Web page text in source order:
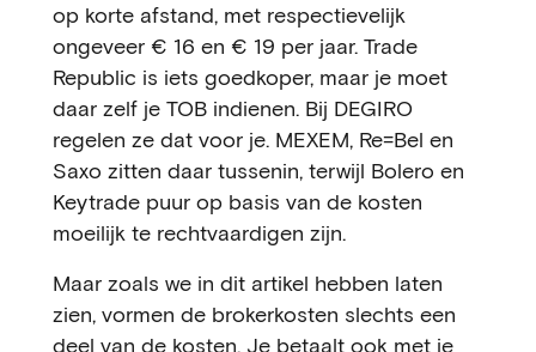
op korte afstand, met respectievelijk
ongeveer € 16 en € 19 per jaar. Trade
Republic is iets goedkoper, maar je moet
daar zelf je TOB indienen. Bij DEGIRO
regelen ze dat voor je. MEXEM, Re=Bel en
Saxo zitten daar tussenin, terwijl Bolero en
Keytrade puur op basis van de kosten
moeilijk te rechtvaardigen zijn.
Maar zoals we in dit artikel hebben laten
zien, vormen de brokerkosten slechts een
deel van de kosten. Je betaalt ook met je